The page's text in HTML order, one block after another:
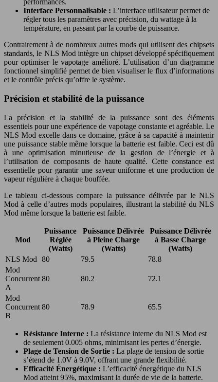
performances.
Interface Personnalisable : L’interface utilisateur permet de
régler tous les paramètres avec précision, du wattage à la
température, en passant par la courbe de puissance.
Contrairement à de nombreux autres mods qui utilisent des chipsets
standards, le NLS Mod intègre un chipset développé spécifiquement
pour optimiser le vapotage amélioré. L’utilisation d’un diagramme
fonctionnel simplifié permet de bien visualiser le flux d’informations
et le contrôle précis qu’offre le système.
Précision et stabilité de la puissance
La précision et la stabilité de la puissance sont des éléments
essentiels pour une expérience de vapotage constante et agréable. Le
NLS Mod excelle dans ce domaine, grâce à sa capacité à maintenir
une puissance stable même lorsque la batterie est faible. Ceci est dû
à une optimisation minutieuse de la gestion de l’énergie et à
l’utilisation de composants de haute qualité. Cette constance est
essentielle pour garantir une saveur uniforme et une production de
vapeur régulière à chaque bouffée.
Le tableau ci-dessous compare la puissance délivrée par le NLS
Mod à celle d’autres mods populaires, illustrant la stabilité du NLS
Mod même lorsque la batterie est faible.
Mod
Puissance
Réglée
(Watts)
Puissance Délivrée
à Pleine Charge
(Watts)
Puissance Délivrée
à Basse Charge
(Watts)
NLS Mod
80 79.5
78.8
Mod
Concurrent
A
80 80.2 72.1
Mod
Concurrent
B
80 78.9 65.5
Résistance Interne : La résistance interne du NLS Mod est
de seulement 0.005 ohms, minimisant les pertes d’énergie.
Plage de Tension de Sortie : La plage de tension de sortie
s’étend de 1.0V à 9.0V, offrant une grande flexibilité.
Efficacité Énergétique : L’efficacité énergétique du NLS
Mod atteint 95%, maximisant la durée de vie de la batterie.